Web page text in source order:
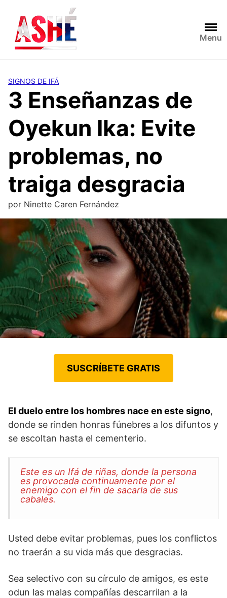
contenido
Menu
SIGNOS DE IFÁ
3 Enseñanzas de
Oyekun Ika: Evite
problemas, no
traiga desgracia
por Ninette Caren Fernández
SUSCRÍBETE GRATIS
El duelo entre los hombres nace en este signo,
donde se rinden honras fúnebres a los difuntos y
se escoltan hasta el cementerio.
Este es un Ifá de riñas, donde la persona
es provocada continuamente por el
enemigo con el fin de sacarla de sus
cabales.
Usted debe evitar problemas, pues los conflictos
no traerán a su vida más que desgracias.
Sea selectivo con su círculo de amigos, es este
odun las malas compañías descarrilan a la